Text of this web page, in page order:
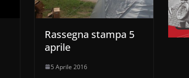
Rassegna stampa 5
aprile
5 Aprile 2016